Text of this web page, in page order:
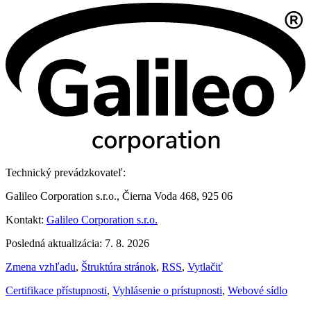
Technický prevádzkovateľ:
Galileo Corporation s.r.o., Čierna Voda 468, 925 06
Kontakt: Galileo Corporation s.r.o.
Posledná aktualizácia: 7. 8. 2026
Zmena vzhľadu, Štruktúra stránok, RSS, Vytlačiť
Certifikace přístupnosti, Vyhlásenie o prístupnosti, Webové sídlo